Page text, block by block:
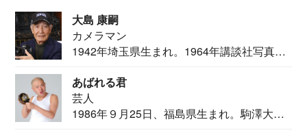
大島 康嗣
カメラマン
1942年埼玉県生まれ。1964年講談社写真部
あばれる君
芸人
1986年９月25日、福島県生まれ。駒澤大学